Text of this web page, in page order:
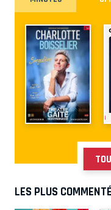
LES PLUS